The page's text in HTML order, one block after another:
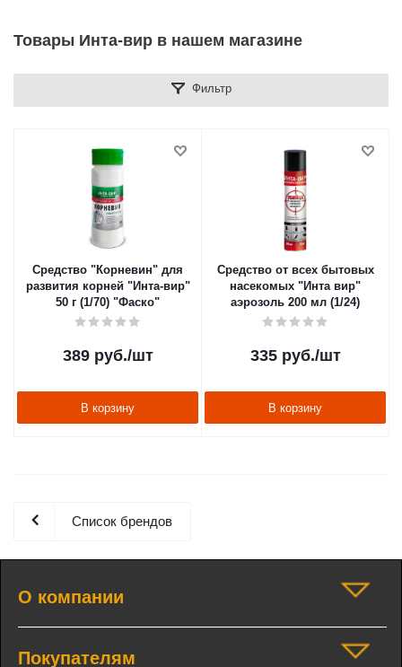
Товары Инта-вир в нашем магазине
Фильтр
Средство "Корневин" для
развития корней "Инта-вир"
50 г (1/70) "Фаско"
389руб./шт
В корзину
Средство от всех бытовых
насекомых "Инта вир"
аэрозоль 200 мл (1/24)
335руб./шт
В корзину
Список брендов
О компании
Покупателям